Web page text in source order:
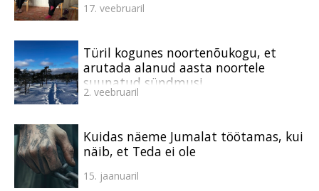
17. veebruaril
Türil kogunes noortenõukogu, et
arutada alanud aasta noortele
suunatud sündmusi
2. veebruaril
Kuidas näeme Jumalat töötamas, kui
näib, et Teda ei ole
15. jaanuaril